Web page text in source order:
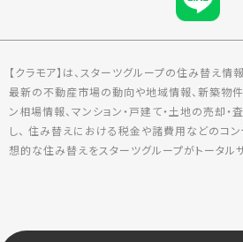
【クラモア】は、スターツグループの住み替え情報
最新の不動産市場の動向や地域情報、新築物
ン相場情報、マンション・戸建て・土地の売却
し、 住み替えにおける税金や諸費用などのコ
想的な住み替えをスターツグループがトータルサ